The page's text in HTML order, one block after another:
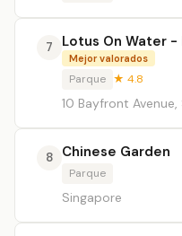
7 Lotus On Water -
Mejor valorados
Parque ★ 4.8
10 Bayfront
8 Chinese Garden
Parque
Singapore